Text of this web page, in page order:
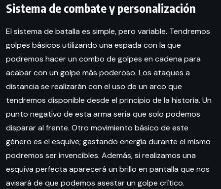
Sistema de combate y personalización
El sistema de batalla es simple, pero variable. Tendremos
golpes básicos utilizando una espada con la que
podremos hacer un combo de golpes en cadena para
acabar con un golpe más poderoso. Los ataques a
distancia se realizarán con el uso de un arco que
tendremos disponible desde el principio de la historia. Un
punto negativo de esta arma sería que solo podemos
disparar al frente. Otro movimiento básico de este
género es el esquive; gastando energía durante el mismo
podremos ser invencibles. Además, si realizamos una
esquiva perfecta aparecerá un brillo en pantalla que nos
avisará de que podemos asestar un golpe crítico.